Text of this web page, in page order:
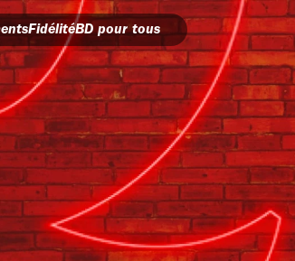
FidélitéBD pour tous